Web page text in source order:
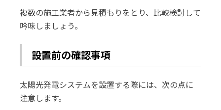
複数の施工業者から見積もりをとり、比較検討して
吟味しましょう。
設置前の確認事項
太陽光発電システムを設置する際には、次の点に
注意します。